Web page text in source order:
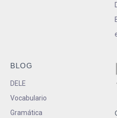
BLOG
DELE
Vocabulario
Gramática